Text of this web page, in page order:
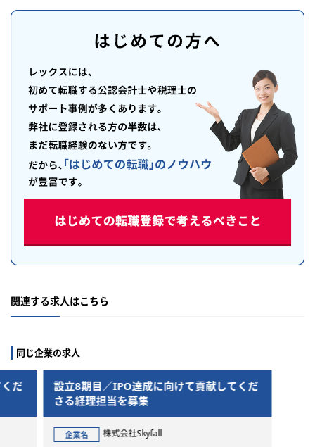
関連する求人はこちら
同じ企業の求人
達成に向けて貢献してくだ
設立8期目／IPO達成に向け